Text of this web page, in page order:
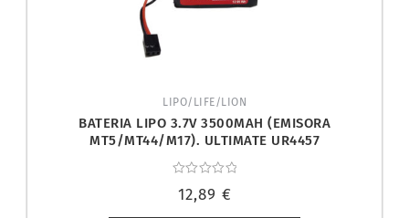
LIPO/LIFE/LION
BATERIA LIPO 3.7V 3500MAH (EMISORA
MT5/MT44/M17). ULTIMATE UR4457
con
12,89 €